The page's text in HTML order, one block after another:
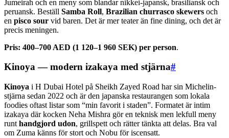
Jumeirah och en meny som blandar nikkei-japansk, brasiliansk och
peruansk. Beställ Samba Roll, Brazilian churrasco skewers och
en pisco sour vid baren. Det är mer teater än fine dining, och det är
precis meningen.
Pris: 400–700 AED (1 120–1 960 SEK) per person.
Kinoya — modern izakaya med stjärna#
Kinoya i H Dubai Hotel på Sheikh Zayed Road har sin Michelin-
stjärna sedan 2022 och är den japanska restaurangen som lokala
foodies oftast listar som “min favorit i staden”. Formatet är intim
izakaya där kocken Neha Mishra gör en teknisk men lekfull meny
runt handgjord udon, grillspett och rätter tänkta att delas. Bra val
om Zuma känns för stort och Nobu för iscensatt.